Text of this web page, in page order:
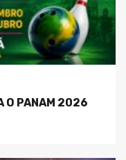
O PANAM 2026